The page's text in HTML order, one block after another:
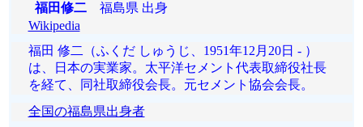
福田修二福島県 出身
Wikipedia
福田 修二（ふくだ しゅうじ、1951年12月20日 - ）
は、日本の実業家。太平洋セメント代表取締役社長
を経て、同社取締役会長。元セメント協会会長。
全国の福島県出身者